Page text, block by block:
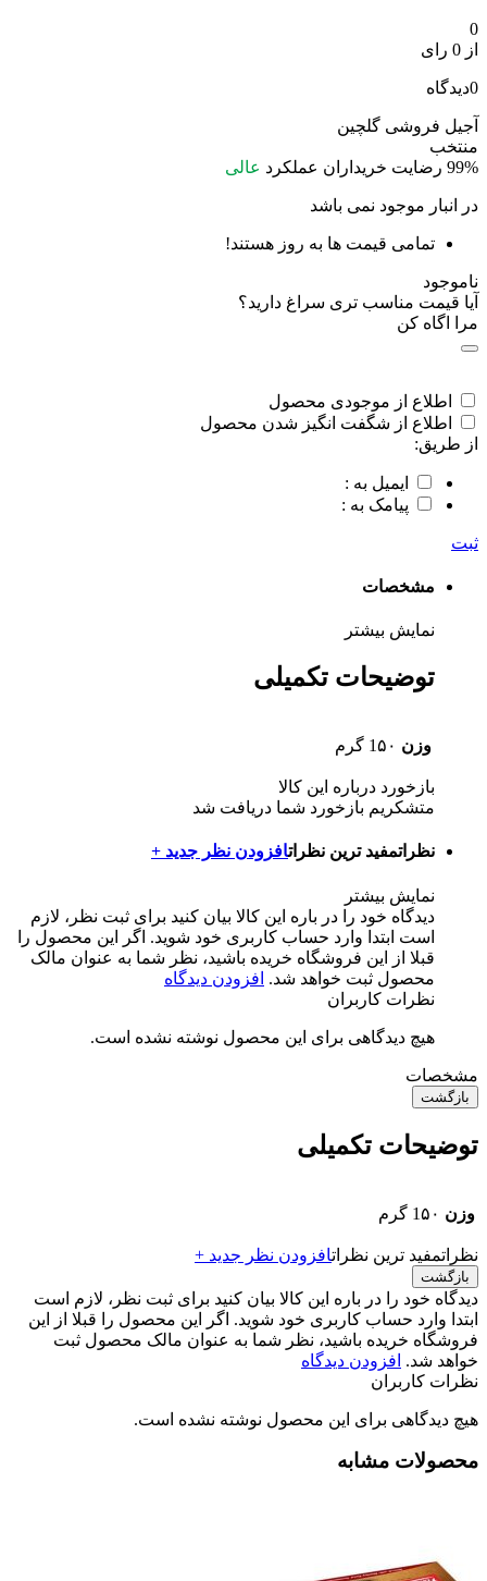
0
از 0 رای
0دیدگاه
آجیل فروشی گلچین
منتخب
99% رضایت خریداران عملکرد عالی
در انبار موجود نمی باشد
تمامی قیمت ها به روز هستند!
ناموجود
آیا قیمت مناسب تری سراغ دارید؟
مرا اگاه کن
اطلاع از موجودی محصول
اطلاع از شگفت انگیز شدن محصول
از طریق:
ایمیل به :
پیامک به :
ثبت
مشخصات
نمایش بیشتر
توضیحات تکمیلی
وزن 1۵۰ گرم
بازخورد درباره این کالا
متشکریم بازخورد شما دریافت شد
نظراتمفید ترین نظراتافزودن نظر جدید +
نمایش بیشتر
دیدگاه خود را در باره این کالا بیان کنید برای ثبت نظر، لازم
است ابتدا وارد حساب کاربری خود شوید. اگر این محصول را
قبلا از این فروشگاه خریده باشید، نظر شما به عنوان مالک
محصول ثبت خواهد شد. افزودن دیدگاه
نظرات کاربران
هیچ دیدگاهی برای این محصول نوشته نشده است.
مشخصات
بازگشت
توضیحات تکمیلی
وزن 1۵۰ گرم
نظراتمفید ترین نظراتافزودن نظر جدید +
بازگشت
دیدگاه خود را در باره این کالا بیان کنید برای ثبت نظر، لازم است
ابتدا وارد حساب کاربری خود شوید. اگر این محصول را قبلا از این
فروشگاه خریده باشید، نظر شما به عنوان مالک محصول ثبت
خواهد شد. افزودن دیدگاه
نظرات کاربران
هیچ دیدگاهی برای این محصول نوشته نشده است.
محصولات مشابه